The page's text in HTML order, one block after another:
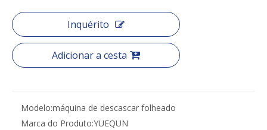
Inquérito
Adicionar a cesta
Modelo:máquina de descascar folheado
Marca do Produto:YUEQUN